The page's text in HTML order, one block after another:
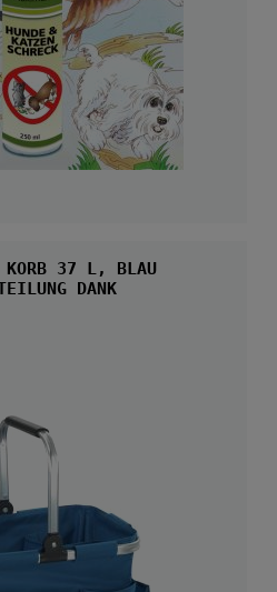
KORB 37 L, BLAU
DANK